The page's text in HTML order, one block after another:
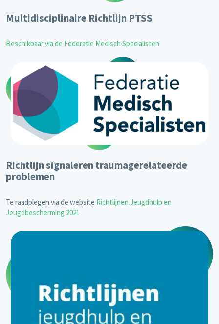
Multidisciplinaire Richtlijn PTSS
Beschikbaar via de Federatie Medisch Specialisten
Richtlijn signaleren traumagerelateerde
problemen
Te raadplegen via de website Richtlijnen Jeugdhulp en
Jeugdbescherming 2021